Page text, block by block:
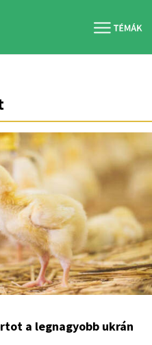
a legnagyobb ukrán